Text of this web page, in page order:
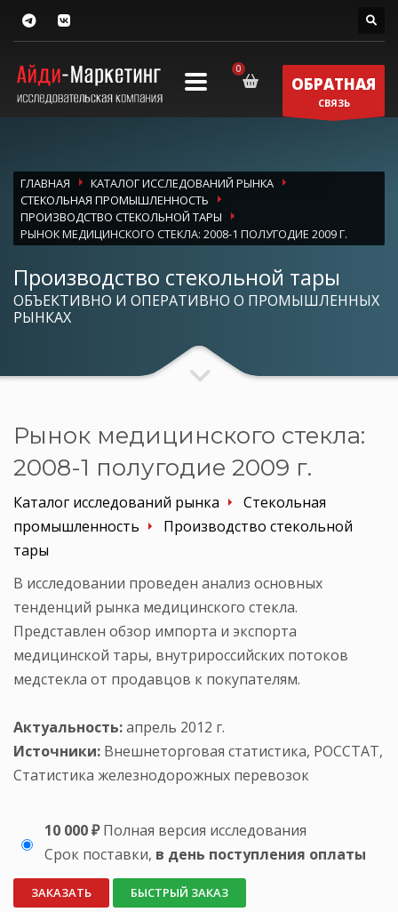
ОБРАТНАЯ
СВЯЗЬ
ГЛАВНАЯ
КАТАЛОГ ИССЛЕДОВАНИЙ РЫНКА
СТЕКОЛЬНАЯ ПРОМЫШЛЕННОСТЬ
ПРОИЗВОДСТВО СТЕКОЛЬНОЙ ТАРЫ
РЫНОК МЕДИЦИНСКОГО СТЕКЛА: 2008-1 ПОЛУГОДИЕ 2009 Г.
Производство стекольной тары
ОБЪЕКТИВНО И ОПЕРАТИВНО О ПРОМЫШЛЕННЫХ
РЫНКАХ
Рынок медицинского стекла:
2008-1 полугодие 2009 г.
Каталог исследований рынка
Стекольная
промышленность
Производство стекольной
тары
В исследовании проведен анализ основных
тенденций рынка медицинского стекла.
Представлен обзор импорта и экспорта
медицинской тары, внутрироссийских потоков
медстекла от продавцов к покупателям.
Актуальность:апрель 2012 г.
Источники: Внешнеторговая статистика, РОССТАТ,
Статистика железнодорожных перевозок
10 000 ₽ Полная версия исследования
Срок поставки, в день поступления оплаты
ЗАКАЗАТЬ БЫСТРЫЙ ЗАКАЗ